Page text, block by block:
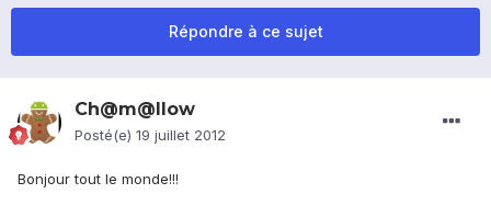
Répondre à ce sujet
Ch@m@llow
Posté(e) 19 juillet 2012
Bonjour tout le monde!!!